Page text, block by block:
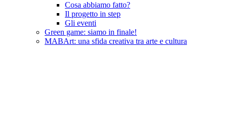
Cosa abbiamo fatto?
Il progetto in step
Gli eventi
Green game: siamo in finale!
MABArt: una sfida creativa tra arte e cultura